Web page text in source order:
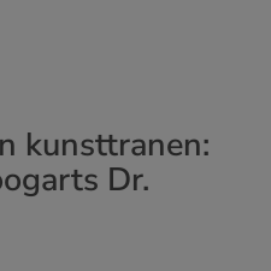
kunsttranen:
Dr.